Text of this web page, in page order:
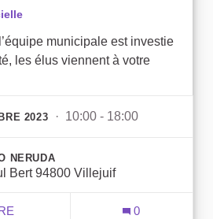
municipale est investie
les élus viennent à votre
2023 · 10:00 - 18:00
NERUDA
Bert 94800 Villejuif
0